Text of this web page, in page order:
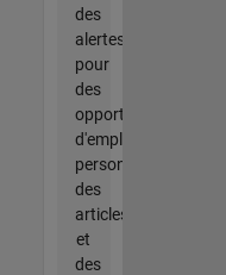
des
alertes
pour
des
opportunités
d'emploi
personnalisées,
des
articles
et
des